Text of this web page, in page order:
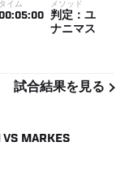
タイム メソッド
判定：ユ
ナニマス
試合結果を見る
VS MARKES